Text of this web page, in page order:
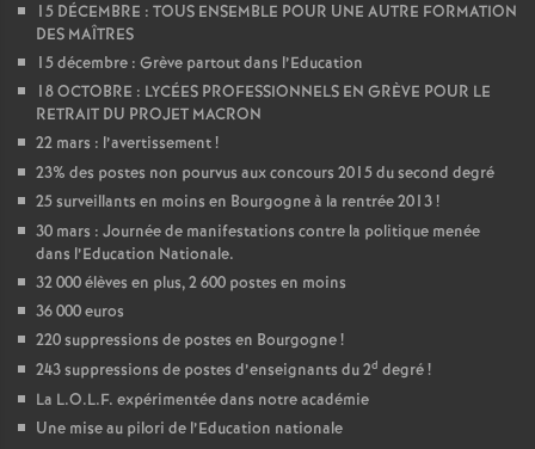
15 DÉCEMBRE : TOUS ENSEMBLE POUR UNE AUTRE FORMATION
DES MAÎTRES
15 décembre : Grève partout dans l’Education
18 OCTOBRE : LYCÉES PROFESSIONNELS EN GRÈVE POUR LE
RETRAIT DU PROJET MACRON
22 mars : l’avertissement!
23% des postes non pourvus aux concours 2015 du second degré
25 surveillants en moins en Bourgogne à la rentrée 2013!
30 mars : Journée de manifestations contre la politique menée
dans l’Education Nationale.
32 000 élèves en plus, 2 600 postes en moins
36 000 euros
220 suppressions de postes en Bourgogne!
243 suppressions de postes d’enseignants du 2d degré!
La L.O.L.F. expérimentée dans notre académie
Une mise au pilori de l’Education nationale